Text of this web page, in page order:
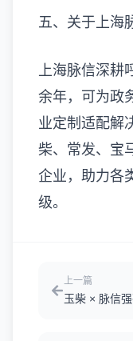
五、关于上海
上海脉信深耕
余年，可为政
业定制适配解
柴、常发、宝
企业，助力各
级。
上一篇
玉柴 × 脉信